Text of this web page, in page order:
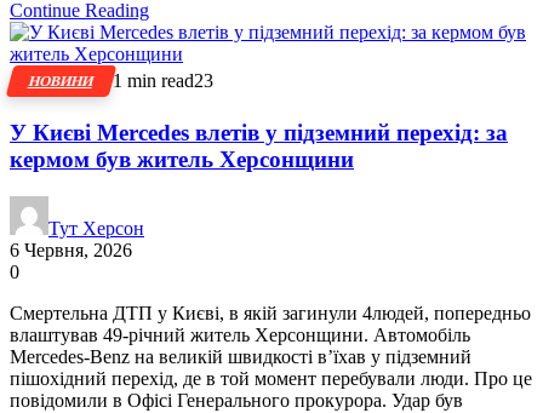
Continue Reading
НОВИНИ 1 min read23
У Києві Mercedes влетів у підземний перехід: за
кермом був житель Херсонщини
Тут Херсон
6 Червня, 2026
0
Смертельна ДТП у Києві, в якій загинули 4людей, попередньо
влаштував 49-річний житель Херсонщини. Автомобіль
Mercedes-Benz на великій швидкості в’їхав у підземний
пішохідний перехід, де в той момент перебували люди. Про це
повідомили в Офісі Генерального прокурора. Удар був